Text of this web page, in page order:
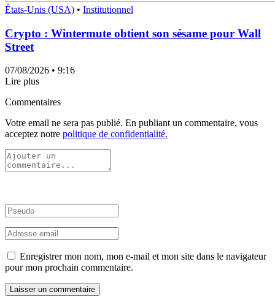
États-Unis (USA) • Institutionnel
Crypto : Wintermute obtient son sésame pour Wall
Street
07/08/2026 • 9:16
Lire plus
Commentaires
Votre email ne sera pas publié. En publiant un commentaire, vous
acceptez notre politique de confidentialité.
Enregistrer mon nom, mon e-mail et mon site dans le navigateur
pour mon prochain commentaire.